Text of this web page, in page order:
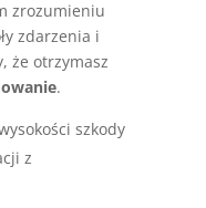
zrozumieniu
zdarzenia i
że otrzymasz
.
szkody
z